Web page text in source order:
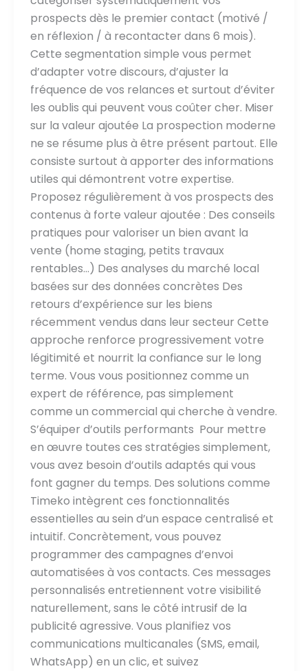
prospects dès le premier contact (motivé /
en réflexion / à recontacter dans 6 mois).
Cette segmentation simple vous permet
d’adapter votre discours, d’ajuster la
fréquence de vos relances et surtout d’éviter
les oublis qui peuvent vous coûter cher. Miser
sur la valeur ajoutée La prospection moderne
ne se résume plus à être présent partout. Elle
consiste surtout à apporter des informations
utiles qui démontrent votre expertise.
Proposez régulièrement à vos prospects des
contenus à forte valeur ajoutée : Des conseils
pratiques pour valoriser un bien avant la
vente (home staging, petits travaux
rentables…) Des analyses du marché local
basées sur des données concrètes Des
retours d’expérience sur les biens
récemment vendus dans leur secteur Cette
approche renforce progressivement votre
légitimité et nourrit la confiance sur le long
terme. Vous vous positionnez comme un
expert de référence, pas simplement
comme un commercial qui cherche à vendre.
S’équiper d’outils performants Pour mettre
en œuvre toutes ces stratégies simplement,
vous avez besoin d’outils adaptés qui vous
font gagner du temps. Des solutions comme
Timeko intègrent ces fonctionnalités
essentielles au sein d’un espace centralisé et
intuitif. Concrètement, vous pouvez
programmer des campagnes d’envoi
automatisées à vos contacts. Ces messages
personnalisés entretiennent votre visibilité
naturellement, sans le côté intrusif de la
publicité agressive. Vous planifiez vos
communications multicanales (SMS, email,
WhatsApp) en un clic, et suivez